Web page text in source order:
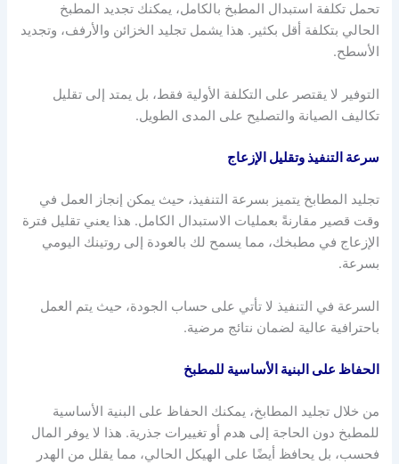
تحمل تكلفة استبدال المطبخ بالكامل، يمكنك تجديد المطبخ
الحالي بتكلفة أقل بكثير. هذا يشمل تجليد الخزائن والأرفف، وتجديد
الأسطح.
التوفير لا يقتصر على التكلفة الأولية فقط، بل يمتد إلى تقليل
تكاليف الصيانة والتصليح على المدى الطويل.
سرعة التنفيذ وتقليل الإزعاج
تجليد المطابخ يتميز بسرعة التنفيذ، حيث يمكن إنجاز العمل في
وقت قصير مقارنةً بعمليات الاستبدال الكامل. هذا يعني تقليل فترة
الإزعاج في مطبخك، مما يسمح لك بالعودة إلى روتينك اليومي
بسرعة.
السرعة في التنفيذ لا تأتي على حساب الجودة، حيث يتم العمل
باحترافية عالية لضمان نتائج مرضية.
الحفاظ على البنية الأساسية للمطبخ
من خلال تجليد المطابخ، يمكنك الحفاظ على البنية الأساسية
للمطبخ دون الحاجة إلى هدم أو تغييرات جذرية. هذا لا يوفر المال
فحسب، بل يحافظ أيضًا على الهيكل الحالي، مما يقلل من الهدر